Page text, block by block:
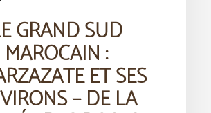
GRAND SUD
MAROCAIN :
ET SES
– DE LA